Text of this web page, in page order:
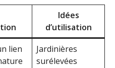
Idées
d’utilisation
lien
Jardinières
surélevées